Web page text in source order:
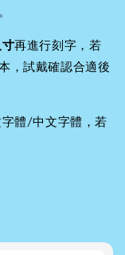
。
再進行刻字，若
，試戴確認合適後
體/中文字體，若